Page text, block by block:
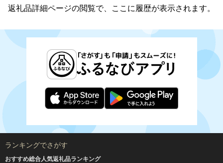
返礼品詳細ページの閲覧で、ここに履歴が表示されます。
ランキングでさがす
おすすめ総合人気返礼品ランキング